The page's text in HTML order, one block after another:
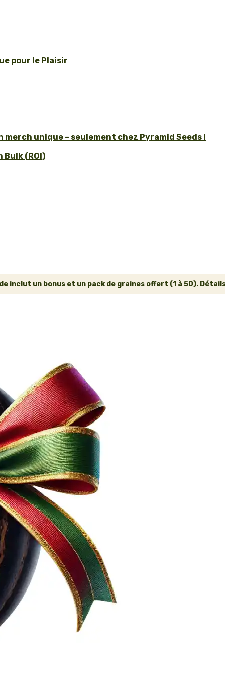
pour le Plaisir
unique – seulement chez Pyramid Seeds !
Bulk (ROI)
inclut un bonus et un pack de graines offert (1 à 50).